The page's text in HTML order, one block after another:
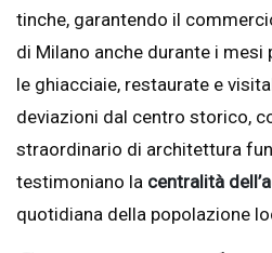
tinche, garantendo il
di Milano anche durante i mesi
le ghiacciaie, restaurate e
deviazioni dal centro storico,
straordinario di architettura
testimoniano la centralità
quotidiana della popolazione